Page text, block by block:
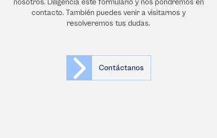
nosotros. Diligencia este formulario y nos pondremos en
contacto. También puedes venir a visitarnos y
resolveremos tus dudas.
Contáctanos